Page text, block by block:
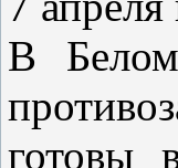
В
готовы